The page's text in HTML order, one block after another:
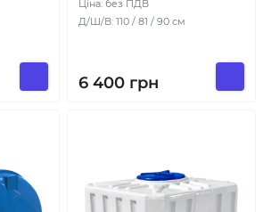
Ціна: без ПДВ
Д/Ш/В: 110 / 81 / 90 см
6 400 грн